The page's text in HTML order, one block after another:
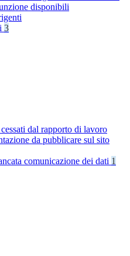
disponibili
3
dal rapporto di lavoro
da pubblicare sul sito
comunicazione dei dati 1